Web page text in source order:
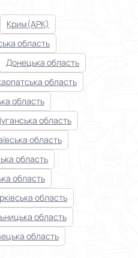
Крим(АРК)
область
Донецька область
область
область
область
область
область
область
область
область
область